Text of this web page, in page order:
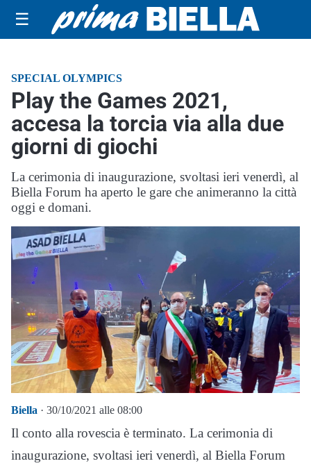
☰
SPECIAL OLYMPICS
Play the Games 2021,
accesa la torcia via alla due
giorni di giochi
La cerimonia di inaugurazione, svoltasi ieri venerdì, al
Biella Forum ha aperto le gare che animeranno la città
oggi e domani.
Biella · 30/10/2021 alle 08:00
Il conto alla rovescia è terminato. La cerimonia di
inaugurazione, svoltasi ieri venerdì, al Biella Forum